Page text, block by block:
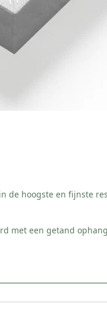
de hoogste en fijnste
met een getand